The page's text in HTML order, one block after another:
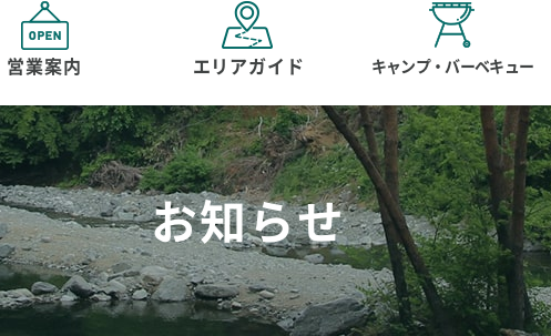
営業案内 エリアガイド キャンプ・バーベキュー
お知らせ